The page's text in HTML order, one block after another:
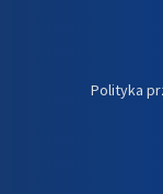
Polityka